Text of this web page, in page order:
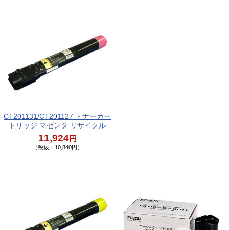
CT201131/CT201127 トナーカー
トリッジ マゼンタ リサイクル
11,924円
（税抜：10,840円）